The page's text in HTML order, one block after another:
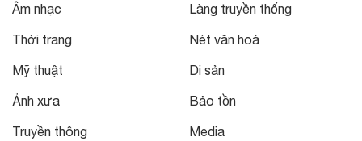
Âm nhạc
Thời trang
Mỹ thuật
Ảnh xưa
Truyền thông
Làng truyền thống
Nét văn hoá
Di sản
Bảo tồn
Media